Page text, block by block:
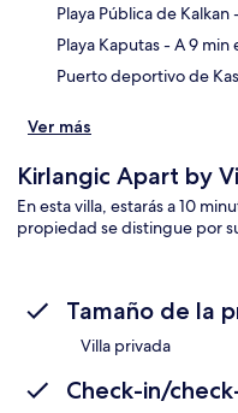
Playa Pública de Kalkan
Playa Kaputas- A 9 min
Puerto deportivo de Kas
Ver más
Kirlangic Apart by
En esta villa, estarás a 10
propiedad se distingue por
Tamaño de la
Villa privada
Check-in/